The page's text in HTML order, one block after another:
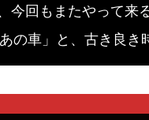
今回もまたやって
の車」と、古き良き